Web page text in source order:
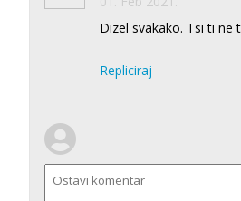
Dizel svakako. Tsi ti ne
Repliciraj